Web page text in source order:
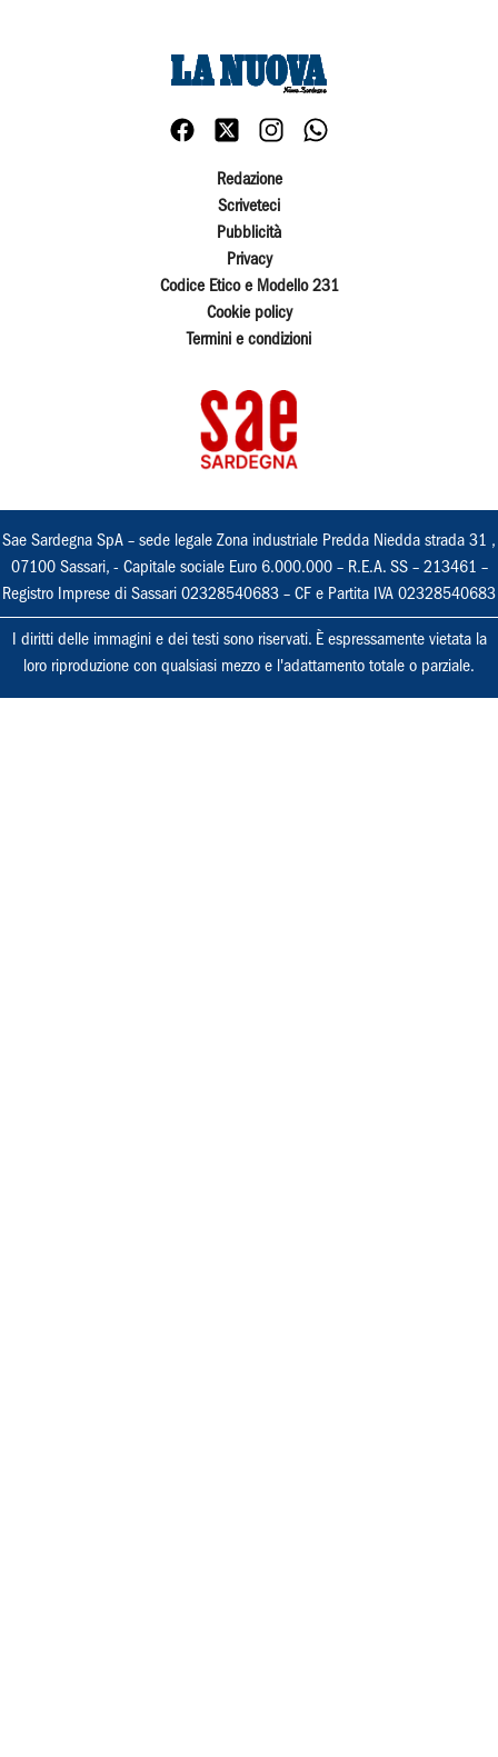
Redazione
Scriveteci
Pubblicità
Privacy
Codice Etico e Modello 231
Cookie policy
Termini e condizioni
Sae Sardegna SpA – sede legale Zona industriale Predda Niedda strada 31 ,
07100 Sassari, - Capitale sociale Euro 6.000.000 – R.E.A. SS – 213461 –
Registro Imprese di Sassari 02328540683 – CF e Partita IVA 02328540683
I diritti delle immagini e dei testi sono riservati. È espressamente vietata la
loro riproduzione con qualsiasi mezzo e l'adattamento totale o parziale.